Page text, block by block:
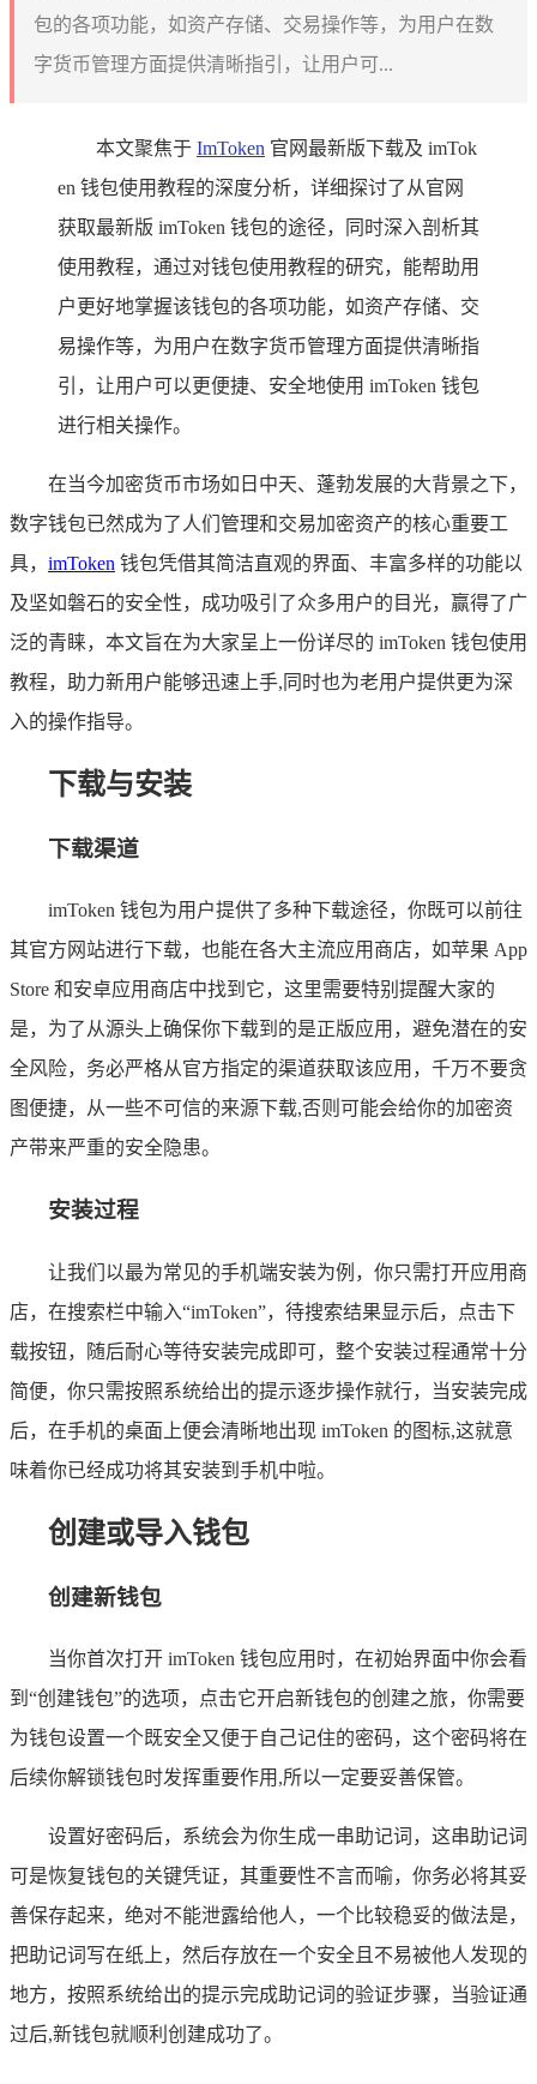
包的各项功能，如资产存储、交易操作等，为用户在数
字货币管理方面提供清晰指引，让用户可...
本文聚焦于 ImToken 官网最新版下载及 imTok
en 钱包使用教程的深度分析，详细探讨了从官网
获取最新版 imToken 钱包的途径，同时深入剖析其
使用教程，通过对钱包使用教程的研究，能帮助用
户更好地掌握该钱包的各项功能，如资产存储、交
易操作等，为用户在数字货币管理方面提供清晰指
引，让用户可以更便捷、安全地使用 imToken 钱包
进行相关操作。
在当今加密货币市场如日中天、蓬勃发展的大背景之下，
数字钱包已然成为了人们管理和交易加密资产的核心重要工
具， imToken 钱包凭借其简洁直观的界面、丰富多样的功能以
及坚如磐石的安全性，成功吸引了众多用户的目光，赢得了广
泛的青睐，本文旨在为大家呈上一份详尽的 imToken 钱包使用
教程，助力新用户能够迅速上手,同时也为老用户提供更为深
入的操作指导。
下载与安装
下载渠道
imToken 钱包为用户提供了多种下载途径，你既可以前往
其官方网站进行下载，也能在各大主流应用商店，如苹果 App
Store 和安卓应用商店中找到它，这里需要特别提醒大家的
是，为了从源头上确保你下载到的是正版应用，避免潜在的安
全风险，务必严格从官方指定的渠道获取该应用，千万不要贪
图便捷，从一些不可信的来源下载,否则可能会给你的加密资
产带来严重的安全隐患。
安装过程
让我们以最为常见的手机端安装为例，你只需打开应用商
店，在搜索栏中输入“imToken”，待搜索结果显示后，点击下
载按钮，随后耐心等待安装完成即可，整个安装过程通常十分
简便，你只需按照系统给出的提示逐步操作就行，当安装完成
后，在手机的桌面上便会清晰地出现 imToken 的图标,这就意
味着你已经成功将其安装到手机中啦。
创建或导入钱包
创建新钱包
当你首次打开 imToken 钱包应用时，在初始界面中你会看
到“创建钱包”的选项，点击它开启新钱包的创建之旅，你需要
为钱包设置一个既安全又便于自己记住的密码，这个密码将在
后续你解锁钱包时发挥重要作用,所以一定要妥善保管。
设置好密码后，系统会为你生成一串助记词，这串助记词
可是恢复钱包的关键凭证，其重要性不言而喻，你务必将其妥
善保存起来，绝对不能泄露给他人，一个比较稳妥的做法是，
把助记词写在纸上，然后存放在一个安全且不易被他人发现的
地方，按照系统给出的提示完成助记词的验证步骤，当验证通
过后,新钱包就顺利创建成功了。